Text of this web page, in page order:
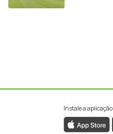
Instale a aplicação